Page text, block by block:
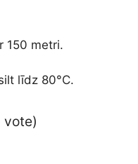
150 metri.
līdz 80°C.
vote)